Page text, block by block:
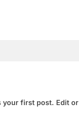
your first post. Edit or